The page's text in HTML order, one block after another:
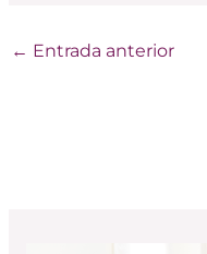
← Entrada anterior